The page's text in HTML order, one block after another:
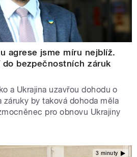
agrese jsme míru nejblíž.
bezpečnostních záruk
a Ukrajina uzavřou dohodu o
záruky by taková dohoda měla
pro obnovu Ukrajiny
3 minuty